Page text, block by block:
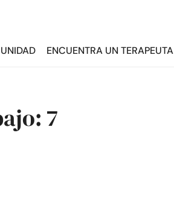
ENCUENTRA UN TERAPEUTA
7